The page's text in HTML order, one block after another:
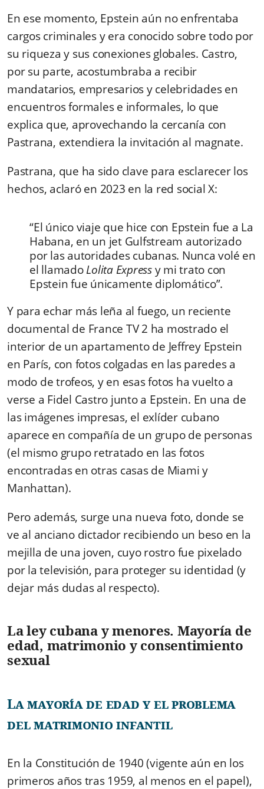
En ese momento, Epstein aún no enfrentaba
cargos criminales y era conocido sobre todo por
su riqueza y sus conexiones globales. Castro,
por su parte, acostumbraba a recibir
mandatarios, empresarios y celebridades en
encuentros formales e informales, lo que
explica que, aprovechando la cercanía con
Pastrana, extendiera la invitación al magnate.
Pastrana, que ha sido clave para esclarecer los
hechos, aclaró en 2023 en la red social X:
“El único viaje que hice con Epstein fue a La
Habana, en un jet Gulfstream autorizado
por las autoridades cubanas. Nunca volé en
el llamadoLolita Expressy mi trato con
Epstein fue únicamente diplomático”.
Y para echar más leña al fuego, un reciente
documental de France TV 2 ha mostrado el
interior de un apartamento de Jeffrey Epstein
en París, con fotos colgadas en las paredes a
modo de trofeos, y en esas fotos ha vuelto a
verse a Fidel Castro junto a Epstein. En una de
las imágenes impresas, el exlíder cubano
aparece en compañía de un grupo de personas
(el mismo grupo retratado en las fotos
encontradas en otras casas de Miami y
Manhattan).
Pero además, surge una nueva foto, donde se
ve al anciano dictador recibiendo un beso en la
mejilla de una joven, cuyo rostro fue pixelado
por la televisión, para proteger su identidad (y
dejar más dudas al respecto).
La ley cubana y menores. Mayoría de
edad, matrimonio y consentimiento
sexual
La mayoría de edad y el problema
del matrimonio infantil
En la Constitución de 1940 (vigente aún en los
primeros años tras 1959, al menos en el papel),